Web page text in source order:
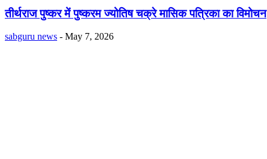
तीर्थराज पुष्कर में पुष्करम ज्योतिष चक्रे मासिक पत्रिका का विमोचन
sabguru news - May 7, 2026